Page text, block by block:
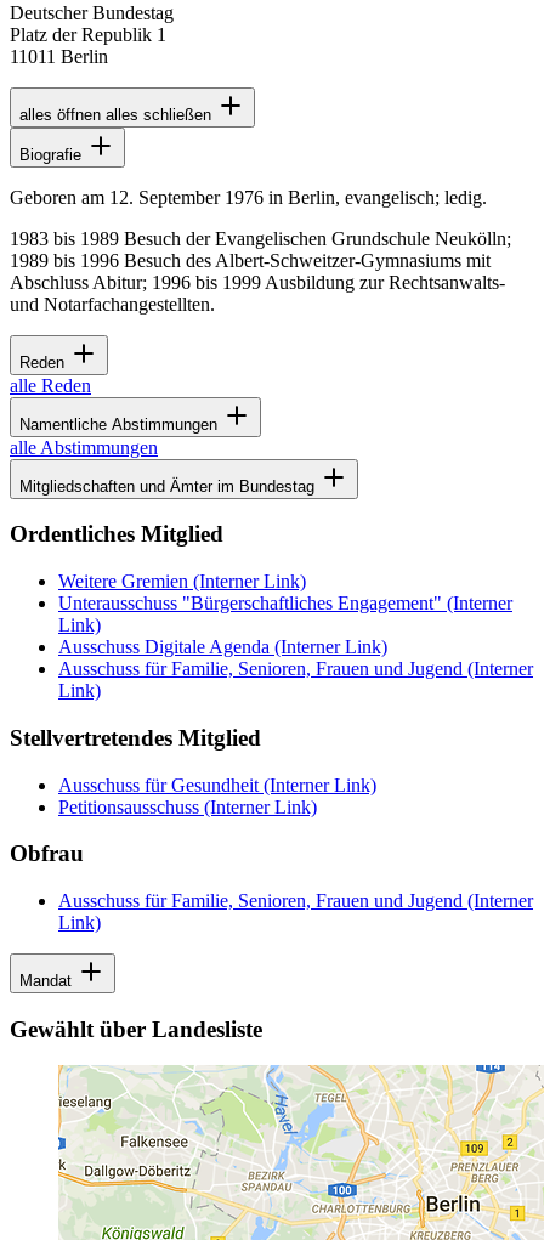
Deutscher Bundestag
Platz der Republik 1
11011 Berlin
alles öffnen alles schließen
Biografie
Geboren am 12. September 1976 in Berlin, evangelisch; ledig.
1983 bis 1989 Besuch der Evangelischen Grundschule Neukölln;
1989 bis 1996 Besuch des Albert-Schweitzer-Gymnasiums mit
Abschluss Abitur; 1996 bis 1999 Ausbildung zur Rechtsanwalts-
und Notarfachangestellten.
Reden
alle Reden
Namentliche Abstimmungen
alle Abstimmungen
Mitgliedschaften und Ämter im Bundestag
Ordentliches Mitglied
Weitere Gremien (Interner Link)
Unterausschuss "Bürgerschaftliches Engagement" (Interner
Link)
Ausschuss Digitale Agenda (Interner Link)
Ausschuss für Familie, Senioren, Frauen und Jugend (Interner
Link)
Stellvertretendes Mitglied
Ausschuss für Gesundheit (Interner Link)
Petitionsausschuss (Interner Link)
Obfrau
Ausschuss für Familie, Senioren, Frauen und Jugend (Interner
Link)
Mandat
Gewählt über Landesliste